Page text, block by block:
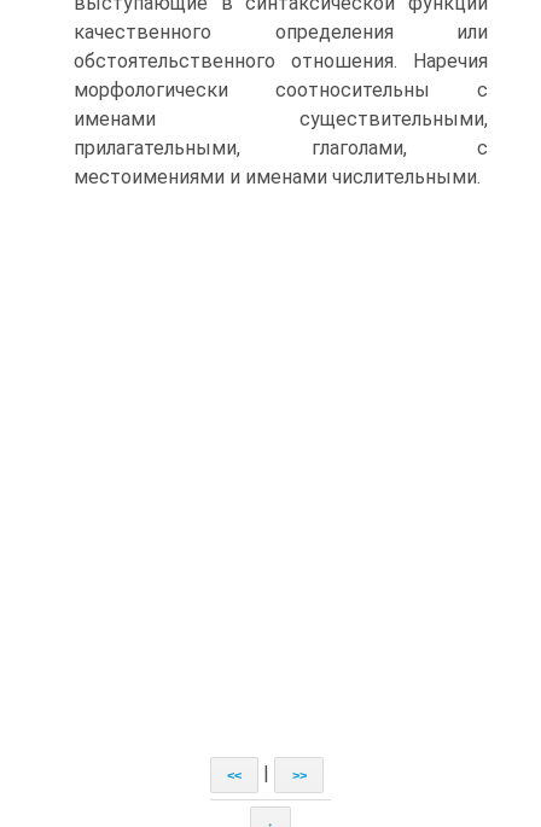
качественного определения или
обстоятельственного отношения. Наречия
морфологически соотносительны с
именами существительными,
прилагательными, глаголами, с
местоимениями и именами числительными.
<< >>